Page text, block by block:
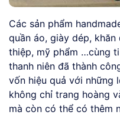
Các sản phẩm
quần áo, giày dép,
thiệp, mỹ phẩm …cùng
thanh niên đã thành
vốn hiệu quả với những
không chỉ trang hoàng
mà còn có thể có thêm